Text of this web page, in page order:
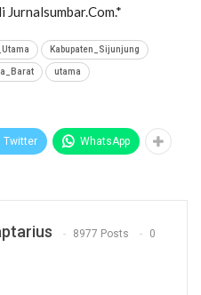
Jurnalsumbar.Com.*
Kabupaten_Sijunjung
utama
Twitter WhatsApp
8977 Posts 0